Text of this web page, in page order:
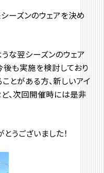
ーズンのウェアを決め
な翌シーズンのウェア
後も実施を検討しており
とがある方、新しいアイ
、次回開催時には是非
うございました！